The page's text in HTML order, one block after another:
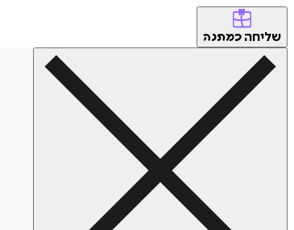
שליחה כמתנה